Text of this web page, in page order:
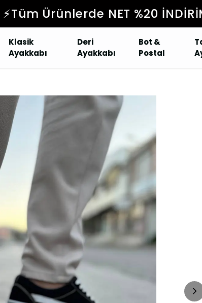
⚡️Tüm Ürünlerde NET %20
Klasik
Ayakkabı
Deri
Ayakkabı
Bot &
Postal